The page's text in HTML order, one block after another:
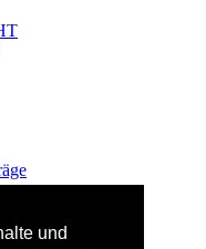
und